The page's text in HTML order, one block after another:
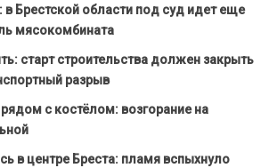
в Брестской области под суд идет еще
мясокомбината
старт строительства должен закрыть
разрыв
с костёлом: возгорание на
в центре Бреста: пламя вспыхнуло